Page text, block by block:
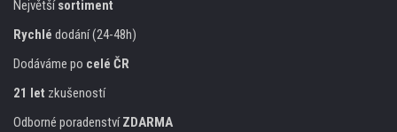
Největšísortiment
Rychlé dodání (24-48h)
Dodáváme po celé ČR
21 let zkušeností
Odborné poradenstvíZDARMA